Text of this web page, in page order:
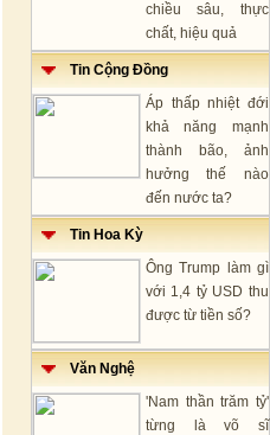
chiều sâu, thực
chất, hiệu quả
Tin Cộng Đồng
Áp thấp nhiệt đới
khả năng mạnh
thành bão, ảnh
hưởng thế nào
đến nước ta?
Tin Hoa Kỳ
Ông Trump làm gì
với 1,4 tỷ USD thu
được từ tiền số?
Văn Nghệ
'Nam thần trăm tỷ'
từng là võ sĩ